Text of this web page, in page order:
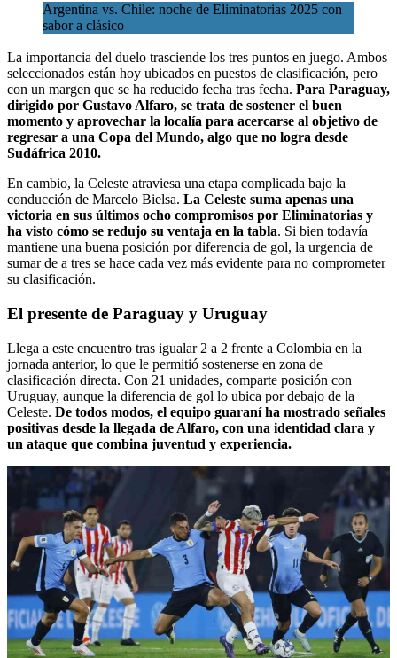
Argentina vs. Chile: noche de Eliminatorias 2025 con
sabor a clásico
La importancia del duelo trasciende los tres puntos en juego. Ambos
seleccionados están hoy ubicados en puestos de clasificación, pero
con un margen que se ha reducido fecha tras fecha. Para Paraguay,
dirigido por Gustavo Alfaro, se trata de sostener el buen
momento y aprovechar la localía para acercarse al objetivo de
regresar a una Copa del Mundo, algo que no logra desde
Sudáfrica 2010.
En cambio, la Celeste atraviesa una etapa complicada bajo la
conducción de Marcelo Bielsa. La Celeste suma apenas una
victoria en sus últimos ocho compromisos por Eliminatorias y
ha visto cómo se redujo su ventaja en la tabla. Si bien todavía
mantiene una buena posición por diferencia de gol, la urgencia de
sumar de a tres se hace cada vez más evidente para no comprometer
su clasificación.
El presente de Paraguay y Uruguay
Llega a este encuentro tras igualar 2 a 2 frente a Colombia en la
jornada anterior, lo que le permitió sostenerse en zona de
clasificación directa. Con 21 unidades, comparte posición con
Uruguay, aunque la diferencia de gol lo ubica por debajo de la
Celeste. De todos modos, el equipo guaraní ha mostrado señales
positivas desde la llegada de Alfaro, con una identidad clara y
un ataque que combina juventud y experiencia.